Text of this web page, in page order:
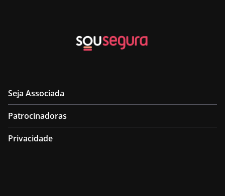
Seja Associada
Patrocinadoras
Privacidade